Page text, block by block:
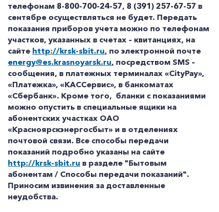
телефонам 8-800-700-24-57, 8 (391) 257-67-57 в
сентябре осуществляться не будет. Передать
показания приборов учета можно по телефонам
участков, указанных в счетах – квитанциях, на
сайте http://krsk-sbit.ru, по электронной почте
energy@es.krasnoyarsk.ru, посредством SMS –
сообщения, в платежных терминалах «CityPay»,
«Платежка», «КАССервис», в банкоматах
«Сбербанк». Кроме того, бланки с показаниями
можно опустить в специальные ящики на
абонентских участках ОАО
«Красноярскэнергосбыт» и в отделениях
почтовой связи. Все способы передачи
показаний подробно указаны на сайте
http://krsk-sbit.ru в разделе "Бытовым
абонентам / Способы передачи показаний".
Приносим извинения за доставленные
неудобства.